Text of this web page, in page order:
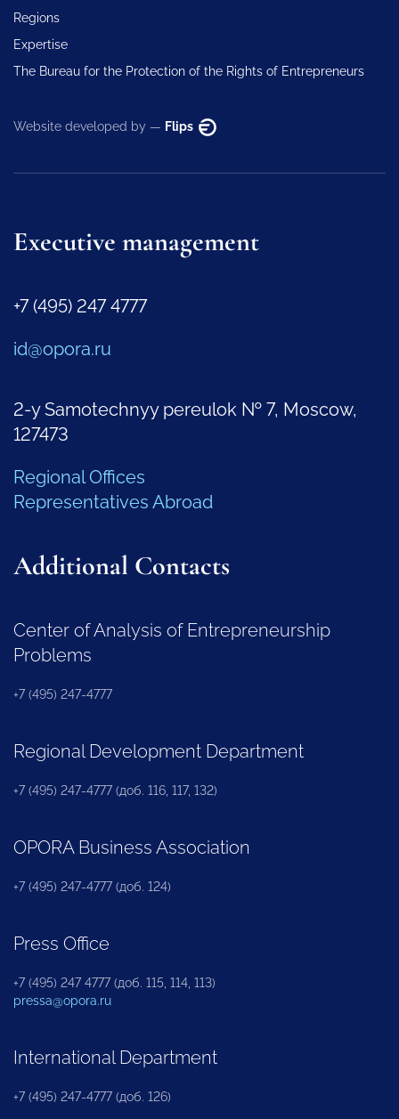
Regions
Expertise
The Bureau for the Protection of the Rights of Entrepreneurs
Website developed by — Flips
Executive management
+7 (495) 247 4777
id@opora.ru
2-y Samotechnyy pereulok № 7, Moscow,
127473
Regional Offices
Representatives Abroad
Additional Contacts
Center of Analysis of Entrepreneurship
Problems
+7 (495) 247-4777
Regional Development Department
+7 (495) 247-4777 (доб. 116, 117, 132)
OPORA Business Association
+7 (495) 247-4777 (доб. 124)
Press Office
+7 (495) 247 4777 (доб. 115, 114, 113)
pressa@opora.ru
International Department
+7 (495) 247-4777 (доб. 126)